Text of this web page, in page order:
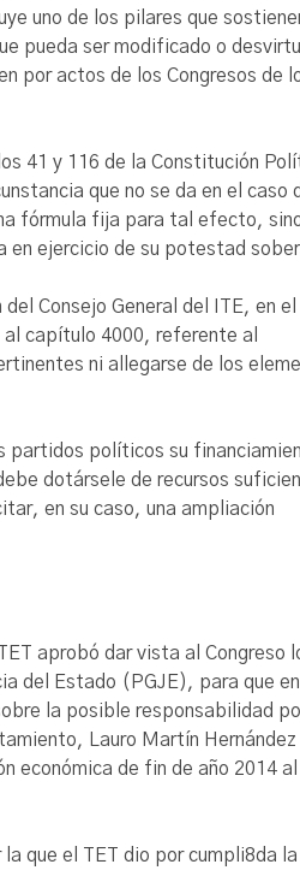
uno de los pilares que
pueda ser modificado o
por actos de los Congresos de
41 y 116 de la Constitución
que no se da en el caso
fórmula fija para tal efecto,
ejercicio de su potestad
Consejo General del ITE, en
al capítulo 4000, referente al
ni allegarse de los
partidos políticos su
dotársele de recursos
en su caso, una ampliación
aprobó dar vista al Congreso
del Estado (PGJE), para que en
la posible responsabilidad
Lauro Martín Hernández
económica de fin de año 2014 al
que el TET dio por cumpli8da la